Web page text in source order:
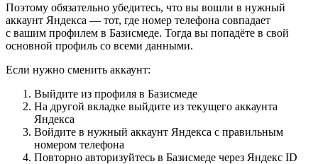
Поэтому обязательно убедитесь, что вы вошли в нужный
аккаунт Яндекса — тот, где номер телефона совпадает
с вашим профилем в Базисмеде. Тогда вы попадёте в свой
основной профиль со всеми данными.
Если нужно сменить аккаунт:
Выйдите из профиля в Базисмеде
На другой вкладке выйдите из текущего аккаунта
Яндекса
Войдите в нужный аккаунт Яндекса с правильным
номером телефона
Повторно авторизуйтесь в Базисмеде через Яндекс ID